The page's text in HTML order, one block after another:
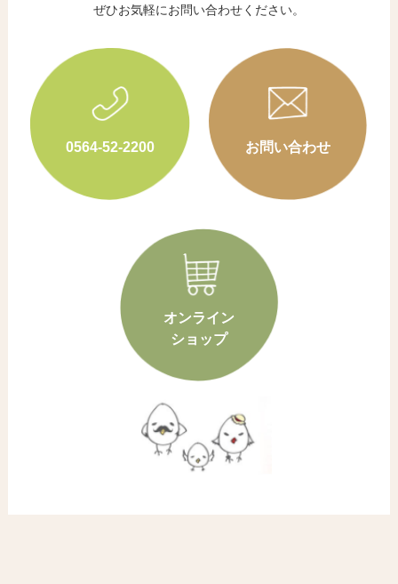
​​​​​​​ぜひお気軽にお問い合わせください。
0564-52-2200 お問い合わせ
オンライン
ショップ